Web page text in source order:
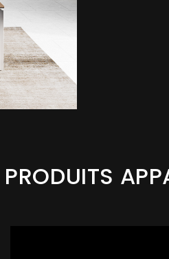
PRODUITS